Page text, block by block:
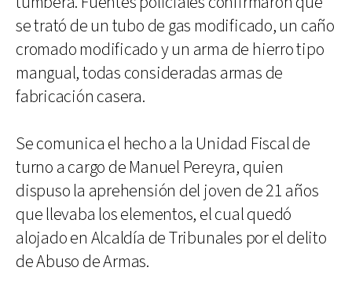
se trató de un tubo de gas modificado, un caño
cromado modificado y un arma de hierro tipo
mangual, todas consideradas armas de
fabricación casera.
Se comunica el hecho a la Unidad Fiscal de
turno a cargo de Manuel Pereyra, quien
dispuso la aprehensión del joven de 21 años
que llevaba los elementos, el cual quedó
alojado en Alcaldía de Tribunales por el delito
de Abuso de Armas.